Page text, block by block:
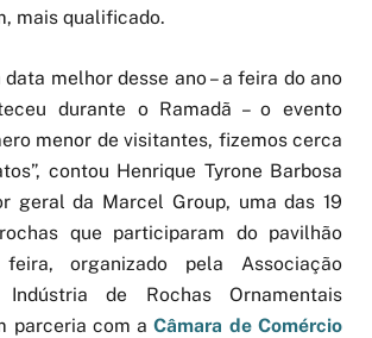
mais qualificado.
melhor desse ano – a feira do ano
durante o Ramadã – o evento
menor de visitantes, fizemos cerca
contou Henrique Tyrone Barbosa
geral da Marcel Group, uma das 19
que participaram do pavilhão
organizado pela Associação
de Rochas Ornamentais
parceria com aCâmara de Comércio